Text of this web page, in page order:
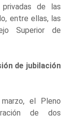
de las
entre ellas, las
Superior de
de jubilación
el Pleno
de dos